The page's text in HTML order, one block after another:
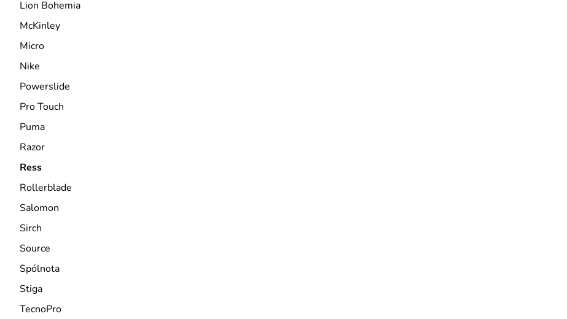
Lion Bohemia
McKinley
Micro
Nike
Powerslide
Pro Touch
Puma
Razor
Ress
Rollerblade
Salomon
Sirch
Source
Spólnota
Stiga
TecnoPro